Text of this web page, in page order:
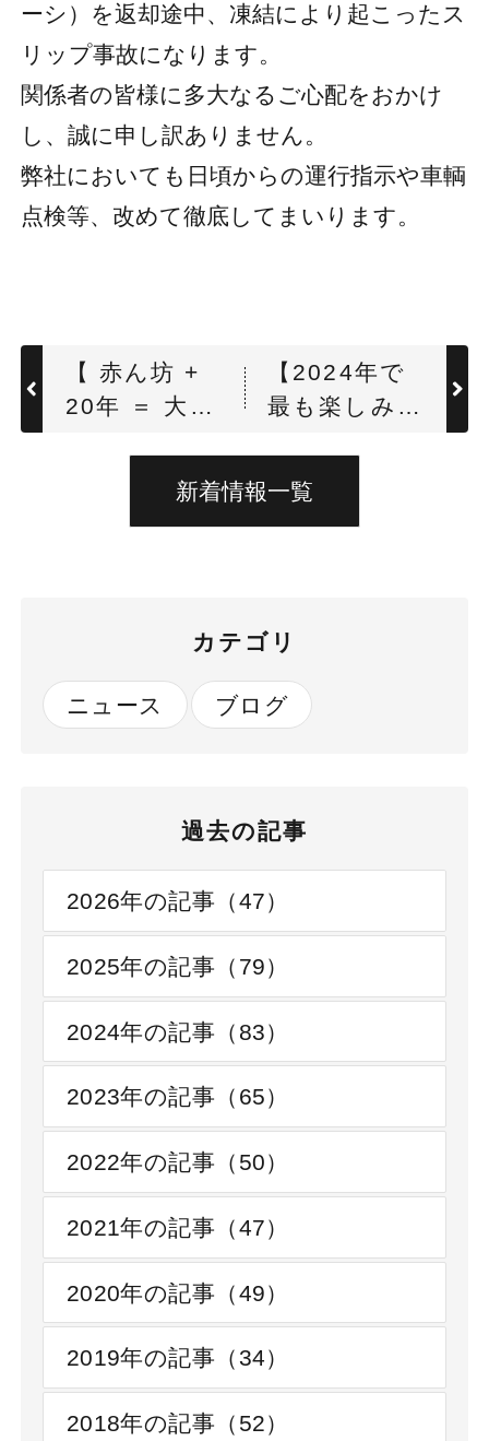
ーシ）を返却途中、凍結により起こったス
リップ事故になります。
関係者の皆様に多大なるご心配をおかけ
し、誠に申し訳ありません。
弊社においても日頃からの運行指示や車輌
点検等、改めて徹底してまいります。
【 赤ん坊 +
20年 ＝ 大
【2024年で
最も楽しみな
新着情報一覧
カテゴリ
ニュース ブログ
過去の記事
2026年の記事（47）
2025年の記事（79）
2024年の記事（83）
2023年の記事（65）
2022年の記事（50）
2021年の記事（47）
2020年の記事（49）
2019年の記事（34）
2018年の記事（52）